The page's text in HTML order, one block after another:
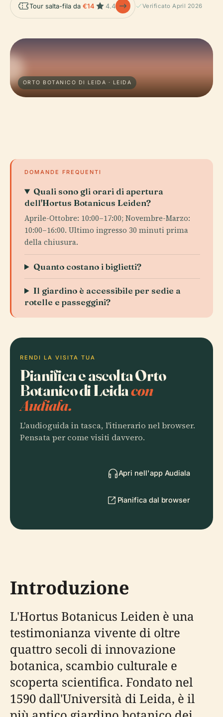
Tour salta-fila da €14 4.4 Verificato April 2026
ORTO BOTANICO DI LEIDA · LEIDA
DOMANDE FREQUENTI
Quali sono gli orari di apertura
dell'Hortus Botanicus Leiden?
Aprile-Ottobre: 10:00–17:00; Novembre-Marzo:
10:00–16:00. Ultimo ingresso 30 minuti prima
della chiusura.
Quanto costano i biglietti?
Il giardino è accessibile per sedie a
rotelle e passeggini?
RENDI LA VISITA TUA
Pianifica e ascolta Orto
Botanico di Leidacon
Audiala.
L'audioguida in tasca, l'itinerario nel browser.
Pensata per come visiti davvero.
Apri nell'app Audiala
Pianifica dal browser
Introduzione
L'Hortus Botanicus Leiden è una
testimonianza vivente di oltre
quattro secoli di innovazione
botanica, scambio culturale e
scoperta scientifica. Fondato nel
1590 dall'Università di Leida, è il